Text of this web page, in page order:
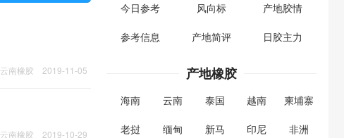
云南橡胶 2019-11-05
云南橡胶 2019-10-29
今日参考 风向标 产地胶情
参考信息 产地简评 日胶主力
产地橡胶
海南 云南 泰国 越南 柬埔寨
老挝 缅甸 新马 印尼 非洲